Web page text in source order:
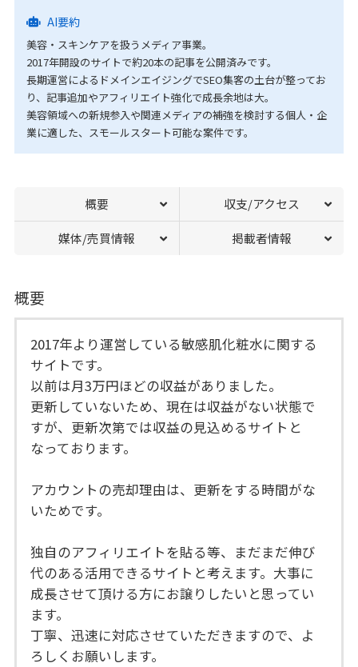
AI要約
美容・スキンケアを扱うメディア事業。
2017年開設のサイトで約20本の記事を公開済みです。
長期運営によるドメインエイジングでSEO集客の土台が整ってお
り、記事追加やアフィリエイト強化で成長余地は大。
美容領域への新規参入や関連メディアの補強を検討する個人・企
業に適した、スモールスタート可能な案件です。
概要 収支/アクセス
媒体/売買情報 掲載者情報
概要
2017年より運営している敏感肌化粧水に関する
サイトです。
以前は月3万円ほどの収益がありました。
更新していないため、現在は収益がない状態で
すが、更新次第では収益の見込めるサイトと
なっております。
アカウントの売却理由は、更新をする時間がな
いためです。
独自のアフィリエイトを貼る等、まだまだ伸び
代のある活用できるサイトと考えます。大事に
成長させて頂ける方にお譲りしたいと思ってい
ます。
丁寧、迅速に対応させていただきますので、よ
ろしくお願いします。